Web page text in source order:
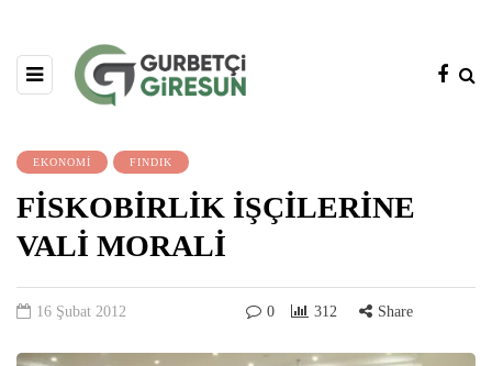
EKONOMİ FINDIK
FİSKOBİRLİK İŞÇİLERİNE
VALİ MORALİ
16 Şubat 2012 0 312 Share